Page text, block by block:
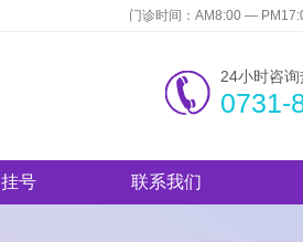
门诊时间：AM8:00 —
24小时咨
0731-
号 联系我们